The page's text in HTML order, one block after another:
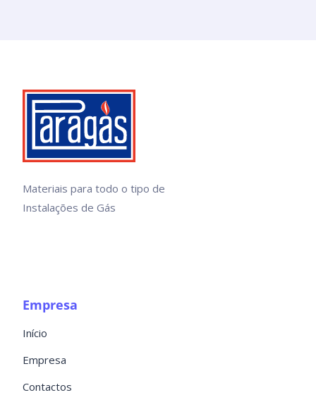
Materiais para todo o tipo de
Instalações de Gás
Empresa
Início
Empresa
Contactos